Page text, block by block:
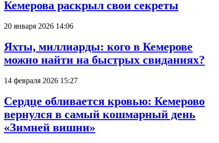
Кемерова раскрыл свои секреты
20 января 2026 14:06
Яхты, миллиарды: кого в Кемерове
можно найти на быстрых свиданиях?
14 февраля 2026 15:27
Сердце обливается кровью: Кемерово
вернулся в самый кошмарный день
«Зимней вишни»